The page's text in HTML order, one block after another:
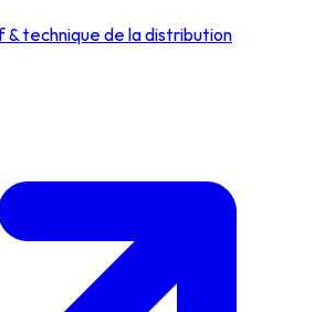
& technique de la distribution